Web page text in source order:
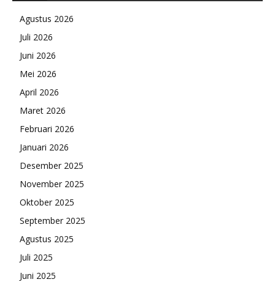
Agustus 2026
Juli 2026
Juni 2026
Mei 2026
April 2026
Maret 2026
Februari 2026
Januari 2026
Desember 2025
November 2025
Oktober 2025
September 2025
Agustus 2025
Juli 2025
Juni 2025